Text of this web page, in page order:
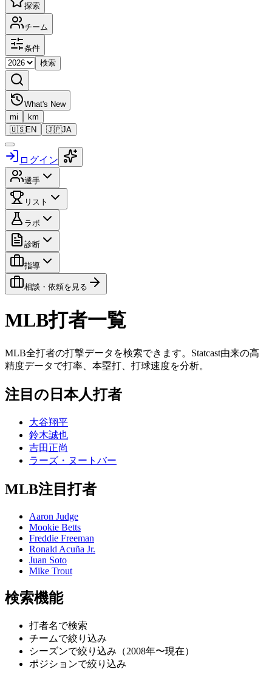
探索
チーム
条件
検索
What's New
mi
km
🇺🇸EN 🇯🇵JA
ログイン
選手
リスト
ラボ
診断
指導
相談・依頼を見る
MLB打者一覧
MLB全打者の打撃データを検索できます。Statcast由来の高
精度データで打率、本塁打、打球速度を分析。
注目の日本人打者
大谷翔平
鈴木誠也
吉田正尚
ラーズ・ヌートバー
MLB注目打者
Aaron Judge
Mookie Betts
Freddie Freeman
Ronald Acuña Jr.
Juan Soto
Mike Trout
検索機能
打者名で検索
チームで絞り込み
シーズンで絞り込み（2008年〜現在）
ポジションで絞り込み